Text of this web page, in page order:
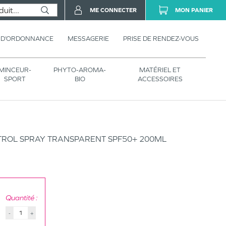
MESSAGERIE PRISE DE RENDEZ-VOUS
SPORT
PHYTO-AROMA-
BIO
MATÉRIEL ET
ACCESSOIRES
ME CONNECTER MON PANIER
SPRAY TRANSPARENT SPF50+ 200ML
Quantité :
- +